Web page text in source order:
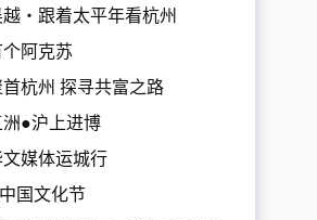
・跟着太平年看杭州
阿克苏
杭州 探寻共富之路
●沪上进博
媒体运城行
国文化节